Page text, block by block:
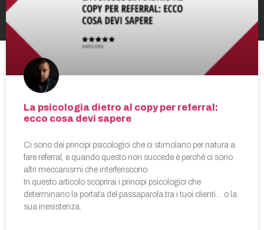
La psicologia dietro al copy per referral:
ecco cosa devi sapere
Ci sono dei principi psicologici che ci stimolano per natura a
fare referral, e quando questo non succede è perché ci sono
altri meccanismi che interferiscono.
In questo articolo scoprirai i principi psicologici che
determinano la portata del passaparola tra i tuoi clienti… o la
sua inesistenza.